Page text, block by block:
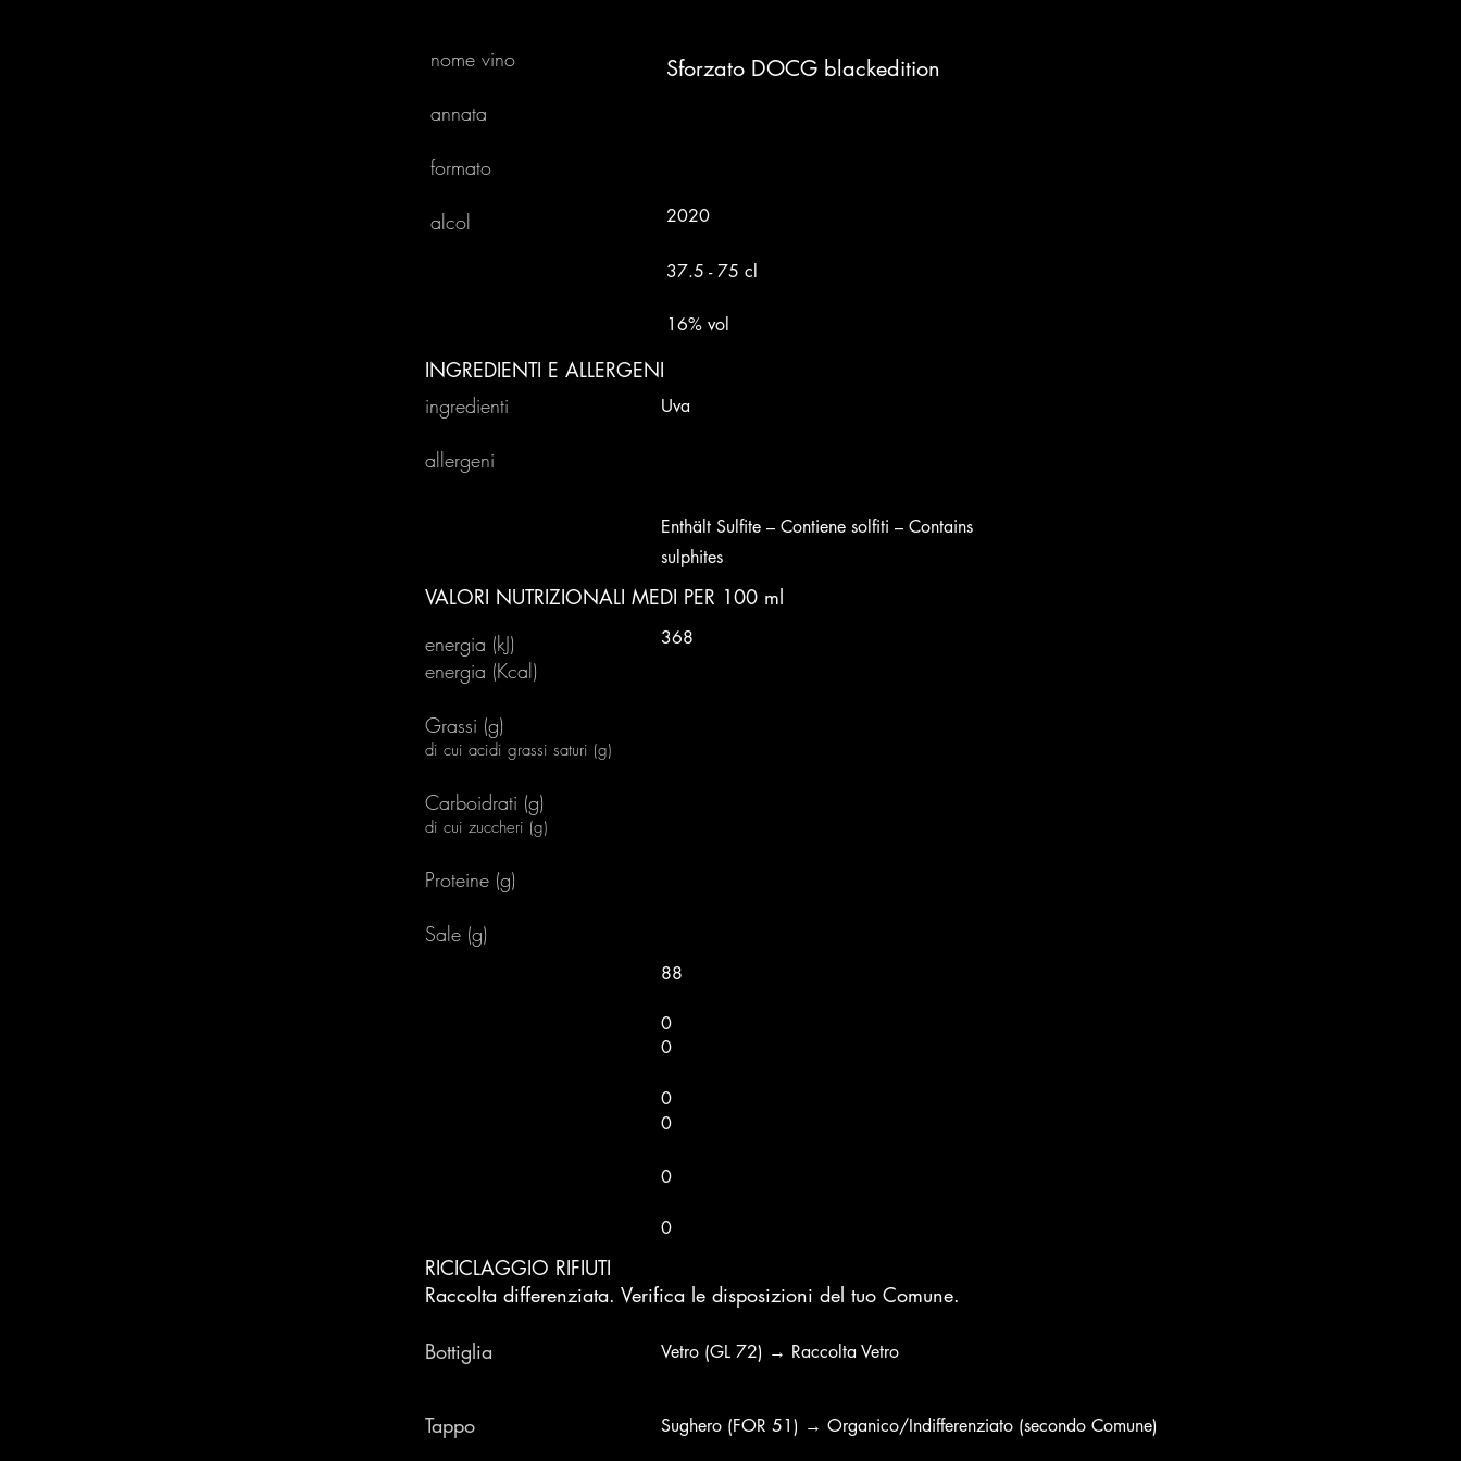
nome vino
annata
formato
alcol
Sforzato DOCG blackedition
2020
37.5 - 75 cl
16% vol
ingredienti
allergeni
Uva
INGREDIENTI E ALLERGENI
Enthält Sulfite – Contiene solfiti – Contains
sulphites
VALORI NUTRIZIONALI MEDI PER 100 ml
energia (kJ)
energia (Kcal)
Grassi (g)
di cui acidi grassi saturi (g)
Carboidrati (g)
di cui zuccheri (g)
Proteine (g)
Sale (g)
368
88
0
0
0
0
0
0
RICICLAGGIO RIFIUTI
Raccolta differenziata. Verifica le disposizioni del tuo Comune.
Bottiglia Vetro (GL 72) → Raccolta Vetro
Tappo Sughero (FOR 51) → Organico/Indifferenziato (secondo Comune)